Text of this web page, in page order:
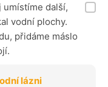
umístíme další,
vodní plochy.
přidáme máslo
lázni